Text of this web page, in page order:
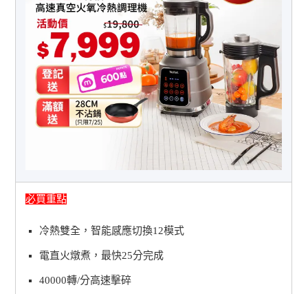
必買重點
冷熱雙全，智能感應切換12模式
電直火燉煮，最快25分完成
40000轉/分高速擊碎